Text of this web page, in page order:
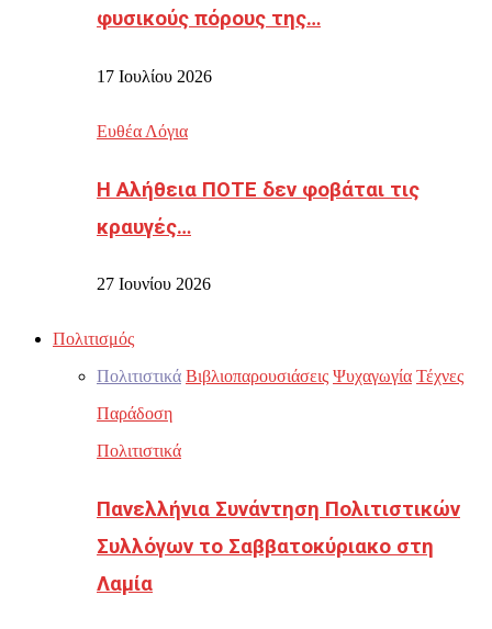
φυσικούς πόρους της…
17 Ιουλίου 2026
Ευθέα Λόγια
Η Αλήθεια ΠΟΤΕ δεν φοβάται τις
κραυγές…
27 Ιουνίου 2026
Πολιτισμός
Πολιτιστικά Βιβλιοπαρουσιάσεις Ψυχαγωγία Τέχνες
Παράδοση
Πολιτιστικά
Πανελλήνια Συνάντηση Πολιτιστικών
Συλλόγων το Σαββατοκύριακο στη
Λαμία